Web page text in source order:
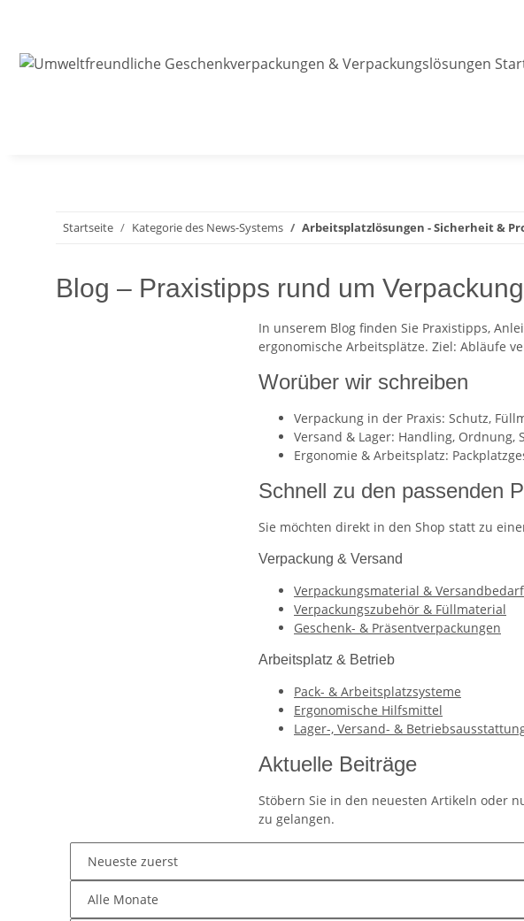
Startseite Kategorie des News-Systems Arbeitsplatzlösungen - Sicherheit &
Blog – Praxistipps rund um
In unserem Blog finden Sie Praxistipps,
ergonomische Arbeitsplätze. Ziel: Abläufe
Worüber wir schreiben
Verpackung in der Praxis: Schutz,
Versand & Lager: Handling, Ordnung,
Ergonomie & Arbeitsplatz:
Schnell zu den passenden
Sie möchten direkt in den Shop statt zu
Verpackung & Versand
Verpackungsmaterial & Versandbedarf
Verpackungszubehör & Füllmaterial
Geschenk- & Präsentverpackungen
Arbeitsplatz & Betrieb
Pack- & Arbeitsplatzsysteme
Ergonomische Hilfsmittel
Lager-, Versand- &
Aktuelle Beiträge
Stöbern Sie in den neuesten Artikeln oder
zu gelangen.